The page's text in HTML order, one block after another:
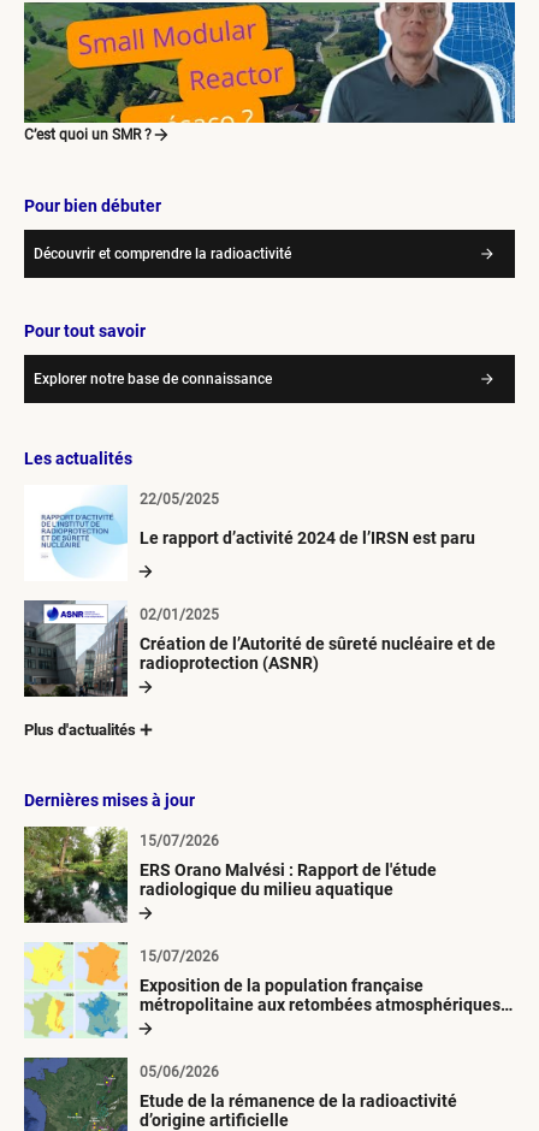
C’est quoi un SMR ?
Pour bien débuter
Découvrir et comprendre la radioactivité
Pour tout savoir
Explorer notre base de connaissance
Les actualités
Le rapport d’activité 2024 de l’IRSN est paru
22/05/2025
Création de l’Autorité de sûreté nucléaire et de
radioprotection (ASNR)
02/01/2025
Plus d'actualités
Dernières mises à jour
ERS Orano Malvési : Rapport de l'étude
radiologique du milieu aquatique
15/07/2026
Exposition de la population française
métropolitaine aux retombées atmosphériques
radioactives depuis 1945
15/07/2026
Etude de la rémanence de la radioactivité
d’origine artificielle
05/06/2026